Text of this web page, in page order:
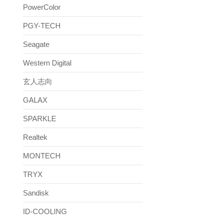
PowerColor
PGY-TECH
Seagate
Western Digital
玄人志向
GALAX
SPARKLE
Realtek
MONTECH
TRYX
Sandisk
ID-COOLING